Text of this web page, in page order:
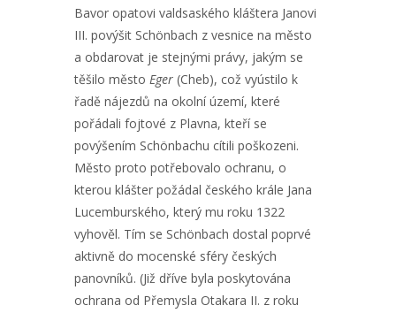
Bavor opatovi valdsaského kláštera Janovi
III. povýšit Schönbach z vesnice na město
a obdarovat je stejnými právy, jakým se
těšilo město Eger (Cheb), což vyústilo k
řadě nájezdů na okolní území, které
pořádali fojtové z Plavna, kteří se
povýšením Schönbachu cítili poškozeni.
Město proto potřebovalo ochranu, o
kterou klášter požádal českého krále Jana
Lucemburského, který mu roku 1322
vyhověl. Tím se Schönbach dostal poprvé
aktivně do mocenské sféry českých
panovníků. (Již dříve byla poskytována
ochrana od Přemysla Otakara II. z roku